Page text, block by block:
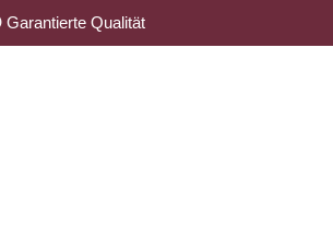
Garantierte Qualität